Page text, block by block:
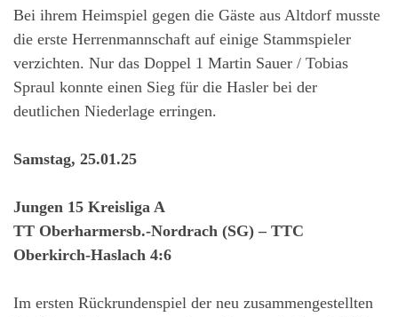
Bei ihrem Heimspiel gegen die Gäste aus Altdorf musste
die erste Herrenmannschaft auf einige Stammspieler
verzichten. Nur das Doppel 1 Martin Sauer / Tobias
Spraul konnte einen Sieg für die Hasler bei der
deutlichen Niederlage erringen.
Samstag, 25.01.25
Jungen 15 Kreisliga A
TT Oberharmersb.-Nordrach (SG) – TTC
Oberkirch-Haslach 4:6
Im ersten Rückrundenspiel der neu zusammengestellten